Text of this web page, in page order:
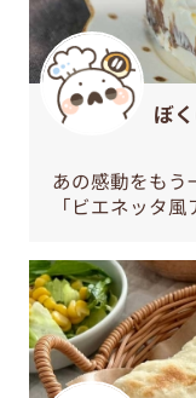
ぼ
あの感動をもう
「ビエネッタ風